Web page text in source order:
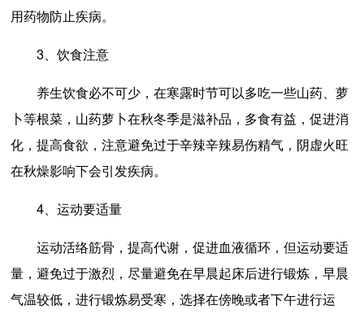
用药物防止疾病。
3、饮食注意
养生饮食必不可少，在寒露时节可以多吃一些山药、萝
卜等根菜，山药萝卜在秋冬季是滋补品，多食有益，促进消
化，提高食欲，注意避免过于辛辣辛辣易伤精气，阴虚火旺
在秋燥影响下会引发疾病。
4、运动要适量
运动活络筋骨，提高代谢，促进血液循环，但运动要适
量，避免过于激烈，尽量避免在早晨起床后进行锻炼，早晨
气温较低，进行锻炼易受寒，选择在傍晚或者下午进行运